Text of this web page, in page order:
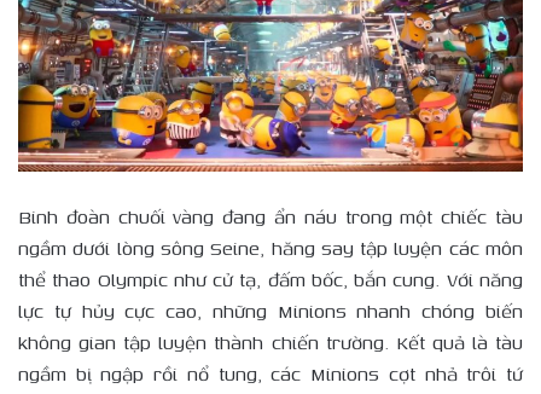
Binh đoàn chuối vàng đang ẩn náu trong một chiếc tàu
ngầm dưới lòng sông Seine, hăng say tập luyện các môn
thể thao Olympic như cử tạ, đấm bốc, bắn cung. Với năng
lực tự hủy cực cao, những Minions nhanh chóng biến
không gian tập luyện thành chiến trường. Kết quả là tàu
ngầm bị ngập rồi nổ tung, các Minions cợt nhả trôi tứ